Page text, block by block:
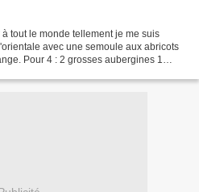
tout le monde tellement je me suis
avec une semoule aux abricots
Pour 4 : 2 grosses aubergines 1